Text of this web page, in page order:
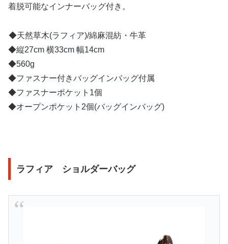
着脱可能なインナーバッグ付き。
◆天然草木(ラフィア)/綿麻混紡・牛革
◆縦27cm 横33cm 幅14cm
◆560g
◆ファスナー付きバッグインバッグ付属
◆ファスナーポケット1個
◆オープンポケット2個(バッグインバッグ)
ラフィア ショルダーバッグ